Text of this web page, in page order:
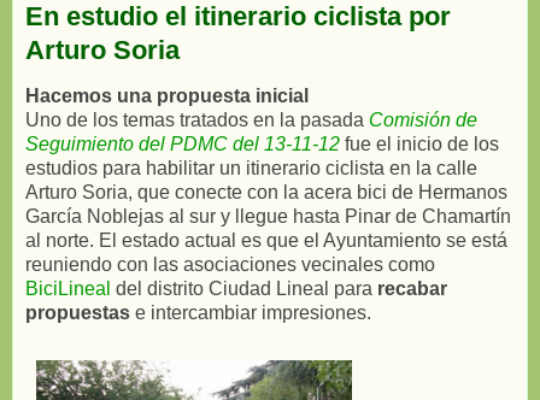
En estudio el itinerario ciclista por
Arturo Soria
Hacemos una propuesta inicial
Uno de los temas tratados en la pasada Comisión de
Seguimiento del PDMC del 13-11-12 fue el inicio de los
estudios para habilitar un itinerario ciclista en la calle
Arturo Soria, que conecte con la acera bici de Hermanos
García Noblejas al sur y llegue hasta Pinar de Chamartín
al norte. El estado actual es que el Ayuntamiento se está
reuniendo con las asociaciones vecinales como
BiciLineal del distrito Ciudad Lineal para recabar
propuestas e intercambiar impresiones.